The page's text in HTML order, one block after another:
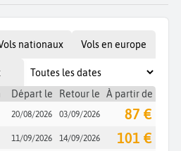
nationaux Vols en europe
Départ le Retour le À partir de
20/08/2026 03/09/2026 87 €
11/09/2026 14/09/2026 101 €